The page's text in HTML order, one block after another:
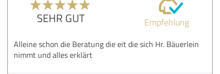
SEHR GUT Empfehlung
Alleine schon die Beratung die eit die sich Hr. Bäuerlein
nimmt und alles erklärt